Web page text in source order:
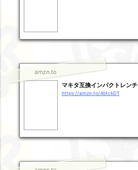
amzn.to
マキタ互換インパクトレンチ
https://amzn.to/4btckDT